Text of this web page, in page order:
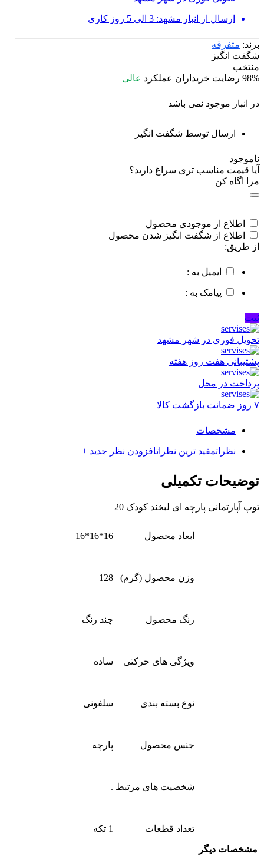
ارسال از انبار مشهد: 3 الی 5 روز کاری
برند: متفرقه
شگفت انگیز
منتخب
98% رضایت خریداران عملکرد عالی
در انبار موجود نمی باشد
ارسال توسط شگفت انگیز
ناموجود
آیا قیمت مناسب تری سراغ دارید؟
مرا اگاه کن
اطلاع از موجودی محصول
اطلاع از شگفت انگیز شدن محصول
از طریق:
ایمیل به :
پیامک به :
ثبت
تحویل فوری در شهر مشهد
پشتیبانی هفت روز هفته
پرداخت در محل
۷ روز ضمانت بازگشت کالا
مشخصات
نظراتمفید ترین نظراتافزودن نظر جدید +
توضیحات تکمیلی
توپ آپارتمانی پارچه ای لبخند کودک 20
مشخصات دیگر
ابعاد محصول 16*16*16
وزن محصول (گرم) 128
رنگ محصول چند رنگ
ویژگی های حرکتی ساده
نوع بسته بندی سلفونی
جنس محصول پارچه
شخصیت های مرتبط .
تعداد قطعات 1 تکه